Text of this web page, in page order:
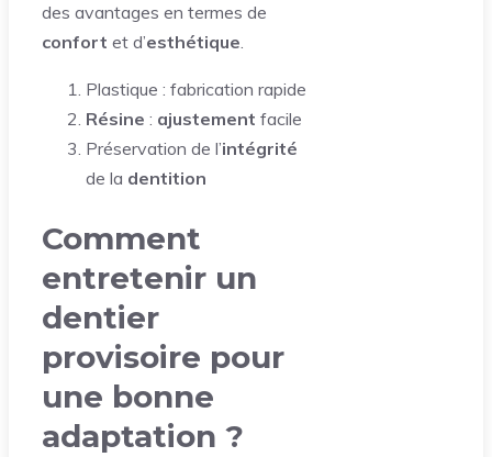
des avantages en termes de
confort et d’esthétique.
Plastique : fabrication rapide
Résine : ajustement facile
Préservation de l’intégrité
de la dentition
Comment
entretenir un
dentier
provisoire pour
une bonne
adaptation ?